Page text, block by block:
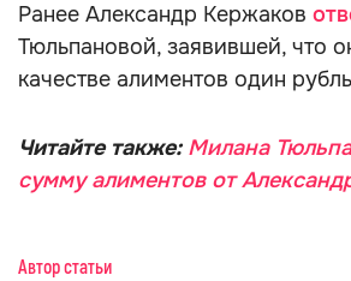
Ранее Александр Кержаков
Тюльпановой, заявившей, что
качестве алиментов один
Читайте также: Милана
сумму алиментов от
Автор статьи